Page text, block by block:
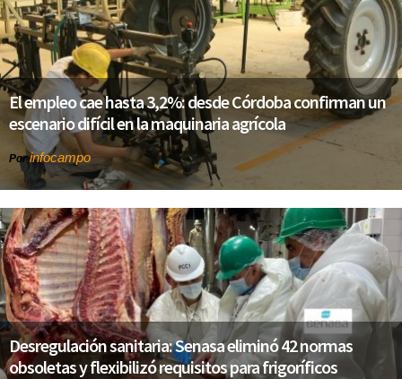
El empleo cae hasta 3,2%: desde Córdoba confirman un
escenario difícil en la maquinaria agrícola
Porinfocampo
Desregulación sanitaria: Senasa eliminó 42 normas
obsoletas y flexibilizó requisitos para frigoríficos